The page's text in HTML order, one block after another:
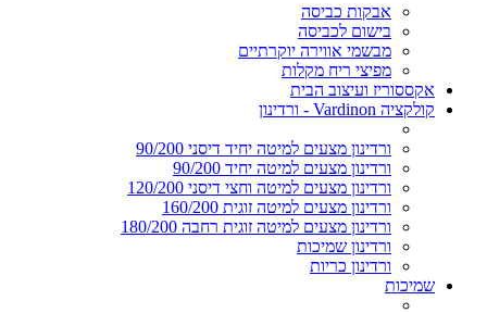
אבקות כביסה
בישום לכביסה
מבשמי אווירה יוקרתיים
מפיצי ריח מקלות
אקססוריז ועיצוב הבית
קולקציה Vardinon - ורדינון
ורדינון מצעים למיטה יחיד דיסני 90/200
ורדינון מצעים למיטה יחיד 90/200
ורדינון מצעים למיטה וחצי דיסני 120/200
ורדינון מצעים למיטה זוגית 160/200
ורדינון מצעים למיטה זוגית רחבה 180/200
ורדינון שמיכות
ורדינון כריות
שמיכות